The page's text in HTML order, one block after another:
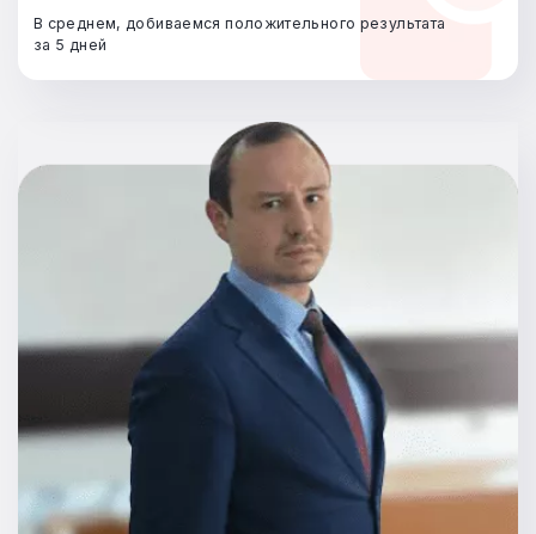
В среднем, добиваемся положительного результата
за 5 дней